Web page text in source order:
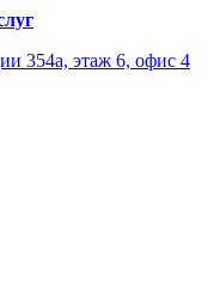
354а, этаж 6, офис 4